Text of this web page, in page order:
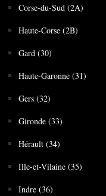
Corse-du-Sud (2A)
Haute-Corse (2B)
Gard (30)
Haute-Garonne (31)
Gers (32)
Gironde (33)
Hérault (34)
Ille-et-Vilaine (35)
Indre (36)